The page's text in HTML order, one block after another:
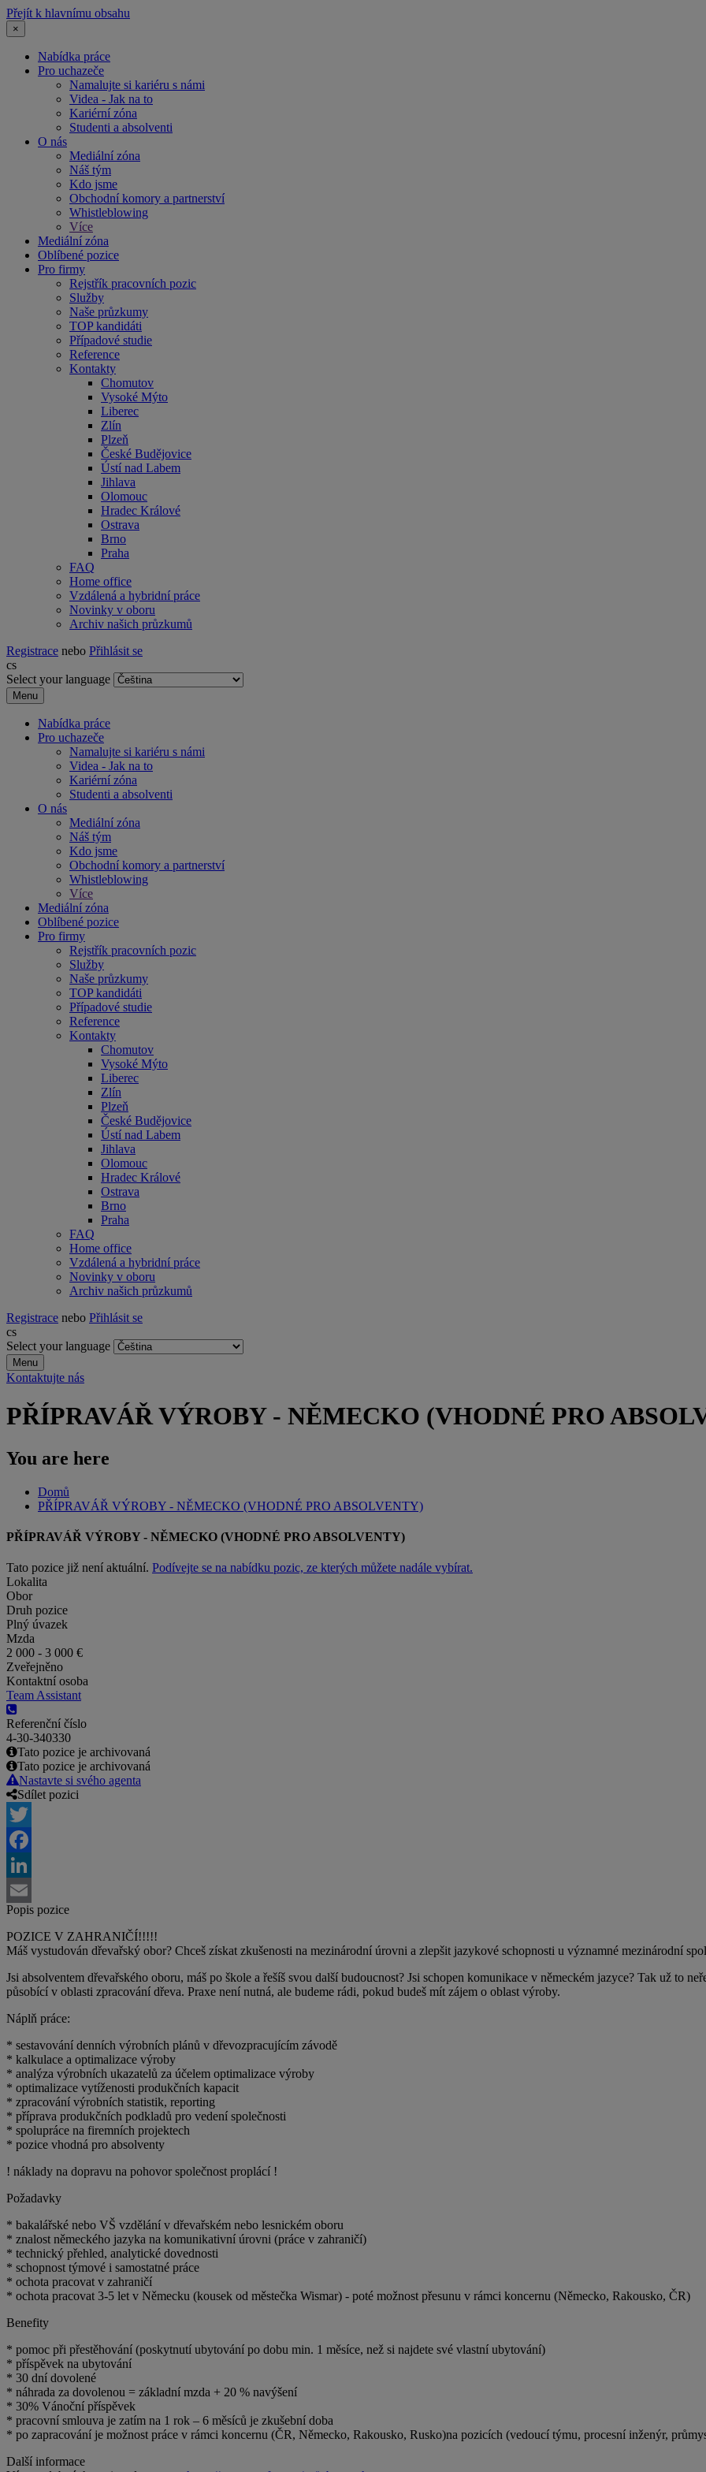
Přejít k hlavnímu obsahu
×
Nabídka práce
Pro uchazeče
Namalujte si kariéru s námi
Videa - Jak na to
Kariérní zóna
Studenti a absolventi
O nás
Mediální zóna
Náš tým
Kdo jsme
Obchodní komory a partnerství
Whistleblowing
Více
Mediální zóna
Oblíbené pozice
Pro firmy
Rejstřík pracovních pozic
Služby
Naše průzkumy
TOP kandidáti
Případové studie
Reference
Kontakty
Chomutov
Vysoké Mýto
Liberec
Zlín
Plzeň
České Budějovice
Ústí nad Labem
Jihlava
Olomouc
Hradec Králové
Ostrava
Brno
Praha
FAQ
Home office
Vzdálená a hybridní práce
Novinky v oboru
Archiv našich průzkumů
Registrace nebo Přihlásit se
cs
Select your language
Menu
Nabídka práce
Pro uchazeče
Namalujte si kariéru s námi
Videa - Jak na to
Kariérní zóna
Studenti a absolventi
O nás
Mediální zóna
Náš tým
Kdo jsme
Obchodní komory a partnerství
Whistleblowing
Více
Mediální zóna
Oblíbené pozice
Pro firmy
Rejstřík pracovních pozic
Služby
Naše průzkumy
TOP kandidáti
Případové studie
Reference
Kontakty
Chomutov
Vysoké Mýto
Liberec
Zlín
Plzeň
České Budějovice
Ústí nad Labem
Jihlava
Olomouc
Hradec Králové
Ostrava
Brno
Praha
FAQ
Home office
Vzdálená a hybridní práce
Novinky v oboru
Archiv našich průzkumů
Registrace nebo Přihlásit se
cs
Select your language
Menu
Kontaktujte nás
PŘÍPRAVÁŘ VÝROBY - NĚMECKO (VHODNÉ PRO
You are here
Domů
PŘÍPRAVÁŘ VÝROBY - NĚMECKO (VHODNÉ PRO ABSOLVENTY)
PŘÍPRAVÁŘ VÝROBY - NĚMECKO (VHODNÉ PRO ABSOLVENTY)
Tato pozice již není aktuální. Podívejte se na nabídku pozic, ze kterých můžete nadále vybírat.
Lokalita
Obor
Druh pozice
Plný úvazek
Mzda
2 000 - 3 000 €
Zveřejněno
Kontaktní osoba
Team Assistant
Referenční číslo
4-30-340330
Tato pozice je archivovaná
Tato pozice je archivovaná
Nastavte si svého agenta
Sdílet pozici
Twitter
Facebook
LinkedIn
Email
Popis pozice
POZICE V ZAHRANIČÍ!!!!!
Máš vystudován dřevařský obor? Chceš získat zkušenosti na mezinárodní úrovni a zlepšit jazykové schopnosti u významné mezinárodní
Jsi absolventem dřevařského oboru, máš po škole a řešíš svou další budoucnost? Jsi schopen komunikace v německém jazyce? Tak už to
působící v oblasti zpracování dřeva. Praxe není nutná, ale budeme rádi, pokud budeš mít zájem o oblast výroby.
Náplň práce:
* sestavování denních výrobních plánů v dřevozpracujícím závodě
* kalkulace a optimalizace výroby
* analýza výrobních ukazatelů za účelem optimalizace výroby
* optimalizace vytíženosti produkčních kapacit
* zpracování výrobních statistik, reporting
* příprava produkčních podkladů pro vedení společnosti
* spolupráce na firemních projektech
* pozice vhodná pro absolventy
! náklady na dopravu na pohovor společnost proplácí !
Požadavky
* bakalářské nebo VŠ vzdělání v dřevařském nebo lesnickém oboru
* znalost německého jazyka na komunikativní úrovni (práce v zahraničí)
* technický přehled, analytické dovednosti
* schopnost týmové i samostatné práce
* ochota pracovat v zahraničí
* ochota pracovat 3-5 let v Německu (kousek od městečka Wismar) - poté možnost přesunu v rámci koncernu (Německo, Rakousko, ČR)
Benefity
* pomoc při přestěhování (poskytnutí ubytování po dobu min. 1 měsíce, než si najdete své vlastní ubytování)
* příspěvek na ubytování
* 30 dní dovolené
* náhrada za dovolenou = základní mzda + 20 % navýšení
* 30% Vánoční příspěvek
* pracovní smlouva je zatím na 1 rok – 6 měsíců je zkušební doba
* po zapracování je možnost práce v rámci koncernu (ČR, Německo, Rakousko, Rusko)na pozicích (vedoucí týmu, procesní inženýr,
Další informace